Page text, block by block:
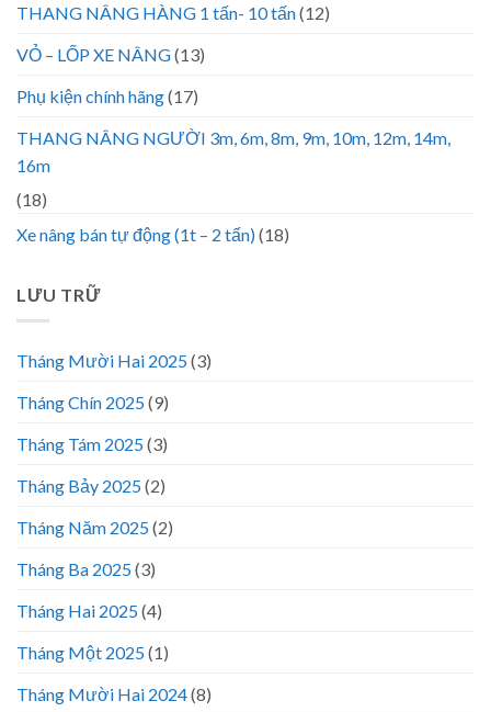
THANG NÂNG HÀNG 1 tấn- 10 tấn(12)
VỎ – LỐP XE NÂNG(13)
Phụ kiện chính hãng(17)
THANG NÂNG NGƯỜI 3m, 6m, 8m, 9m, 10m, 12m, 14m,
16m
(18)
Xe nâng bán tự động (1t – 2 tấn)(18)
LƯU TRỮ
Tháng Mười Hai 2025(3)
Tháng Chín 2025(9)
Tháng Tám 2025(3)
Tháng Bảy 2025(2)
Tháng Năm 2025(2)
Tháng Ba 2025(3)
Tháng Hai 2025(4)
Tháng Một 2025(1)
Tháng Mười Hai 2024(8)